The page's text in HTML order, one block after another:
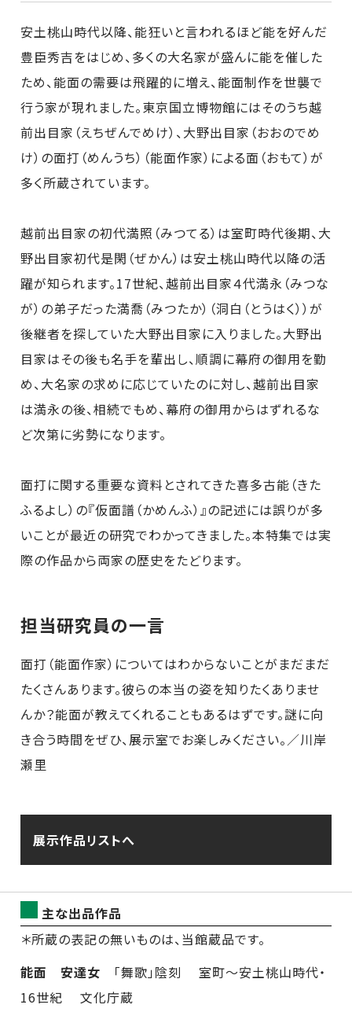
安土桃山時代以降、能狂いと言われるほど能を好んだ
豊臣秀吉をはじめ、多くの大名家が盛んに能を催した
ため、能面の需要は飛躍的に増え、能面制作を世襲で
行う家が現れました。東京国立博物館にはそのうち越
前出目家（えちぜんでめけ）、大野出目家（おおのでめ
け）の面打（めんうち）（能面作家）による面（おもて）が
多く所蔵されています。
越前出目家の初代満照（みつてる）は室町時代後期、大
野出目家初代是閑（ぜかん）は安土桃山時代以降の活
躍が知られます。17世紀、越前出目家４代満永（みつな
が）の弟子だった満喬（みつたか）（洞白（とうはく））が
後継者を探していた大野出目家に入りました。大野出
目家はその後も名手を輩出し、順調に幕府の御用を勤
め、大名家の求めに応じていたのに対し、越前出目家
は満永の後、相続でもめ、幕府の御用からはずれるな
ど次第に劣勢になります。
面打に関する重要な資料とされてきた喜多古能（きた
ふるよし）の『仮面譜（かめんふ）』の記述には誤りが多
いことが最近の研究でわかってきました。本特集では実
際の作品から両家の歴史をたどります。
担当研究員の一言
面打（能面作家）についてはわからないことがまだまだ
たくさんあります。彼らの本当の姿を知りたくありませ
んか？能面が教えてくれることもあるはずです。謎に向
き合う時間をぜひ、展示室でお楽しみください。／川岸
瀬里
展示作品リストへ
主な出品作品
＊所蔵の表記の無いものは、当館蔵品です。
能面 安達女 「舞歌」陰刻 室町～安土桃山時代・
16世紀 文化庁蔵